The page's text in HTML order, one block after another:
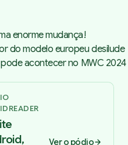
enorme mudança!
do modelo europeu desilude
acontecer no MWC 2024
Ver o pódio